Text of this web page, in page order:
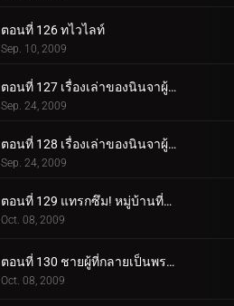
ตอนที่ 126 ทไวไลท์
Sep. 10, 2009
ตอนที่ 127 เรื่องเล่าของนินจาผู้กล้าหาญ ~คัมภีร์นินจาจิไรยะ ~ ตอนที่ 1
Sep. 24, 2009
ตอนที่ 128 เรื่องเล่าของนินจาผู้กล้าหาญ ~ คัมภีร์นินจาจิไรยะ ~ ตอนที่ 2
Sep. 24, 2009
ตอนที่ 129 แทรกซึม! หมู่บ้านที่ซ่อนอยู่ในสายฝน
Oct. 08, 2009
ตอนที่ 130 ชายผู้ที่กลายเป็นพระเจ้า
Oct. 08, 2009